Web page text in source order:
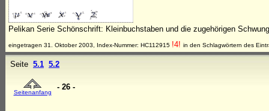
Pelikan Serie Schönschrift: Kleinbuchstaben und die zugehörigen
eingetragen 31. Oktober 2003, Index-Nummer: HC112915 !4! in den Schlagwörtern des
Seite 5.1 5.2
Seitenanfang
- 26 -